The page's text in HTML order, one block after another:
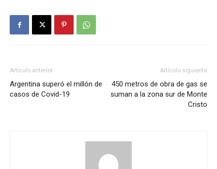
Artículo anterior
Argentina superó el millón de
casos de Covid-19
Artículo siguiente
450 metros de obra de gas se
suman a la zona sur de Monte
Cristo